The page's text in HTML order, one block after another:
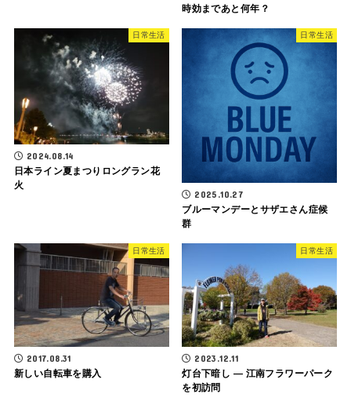
時効まであと何年？
日常生活
2024.08.14
日本ライン夏まつりロングラン花
火
日常生活
2025.10.27
ブルーマンデーとサザエさん症候
群
日常生活
2017.08.31
新しい自転車を購入
日常生活
2023.12.11
灯台下暗し ― 江南フラワーパーク
を初訪問